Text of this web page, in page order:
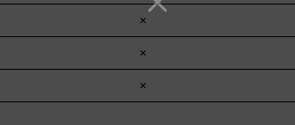
×
×
×